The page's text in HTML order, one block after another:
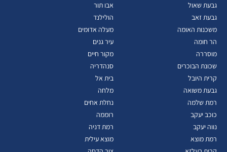
גבעת שאול
אבו תור
גבעת זאב
הולילנד
משכנות האומה
מעלה אדומים
הר חומה
עיר גנים
מוסררה
מקור חיים
שכונת הבוכרים
סנהדריה
קרית היובל
בית אל
גבעת משואה
מלחה
רמת שלמה
נחלת אחים
כוכב יעקב
רוממה
נווה יעקב
רמת דניה
רמת מוצא
מוצא עילית